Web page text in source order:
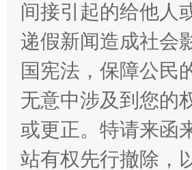
全民健身五年计划来了！等你上场
间接引起的给他人
递假新闻造成社会
国宪法，保障公民
无意中涉及到您的
或更正。特请来函
站有权先行撤除，